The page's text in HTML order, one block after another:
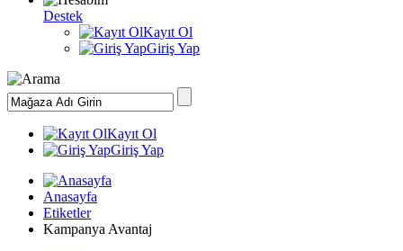
Destek
Kayıt Ol
Giriş Yap
Kayıt Ol
Giriş Yap
Anasayfa
Etiketler
Kampanya Avantaj